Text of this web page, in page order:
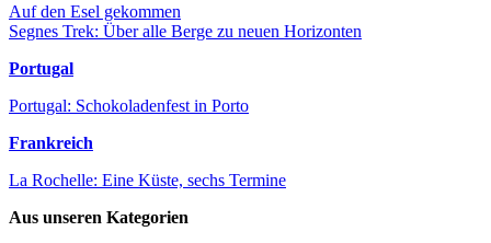
Auf den Esel gekommen
Segnes Trek: Über alle Berge zu neuen Horizonten
Portugal
Portugal: Schokoladenfest in Porto
Frankreich
La Rochelle: Eine Küste, sechs Termine
Aus unseren Kategorien